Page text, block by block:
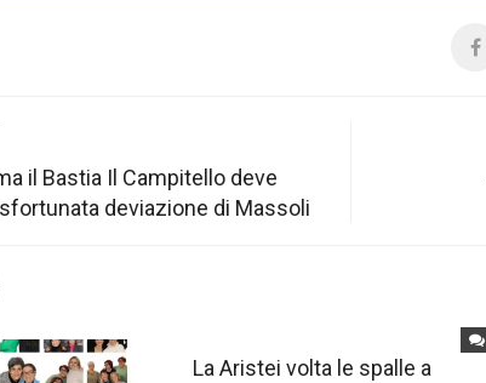
il Bastia Il Campitello deve
deviazione di Massoli
La Aristei volta le spalle a